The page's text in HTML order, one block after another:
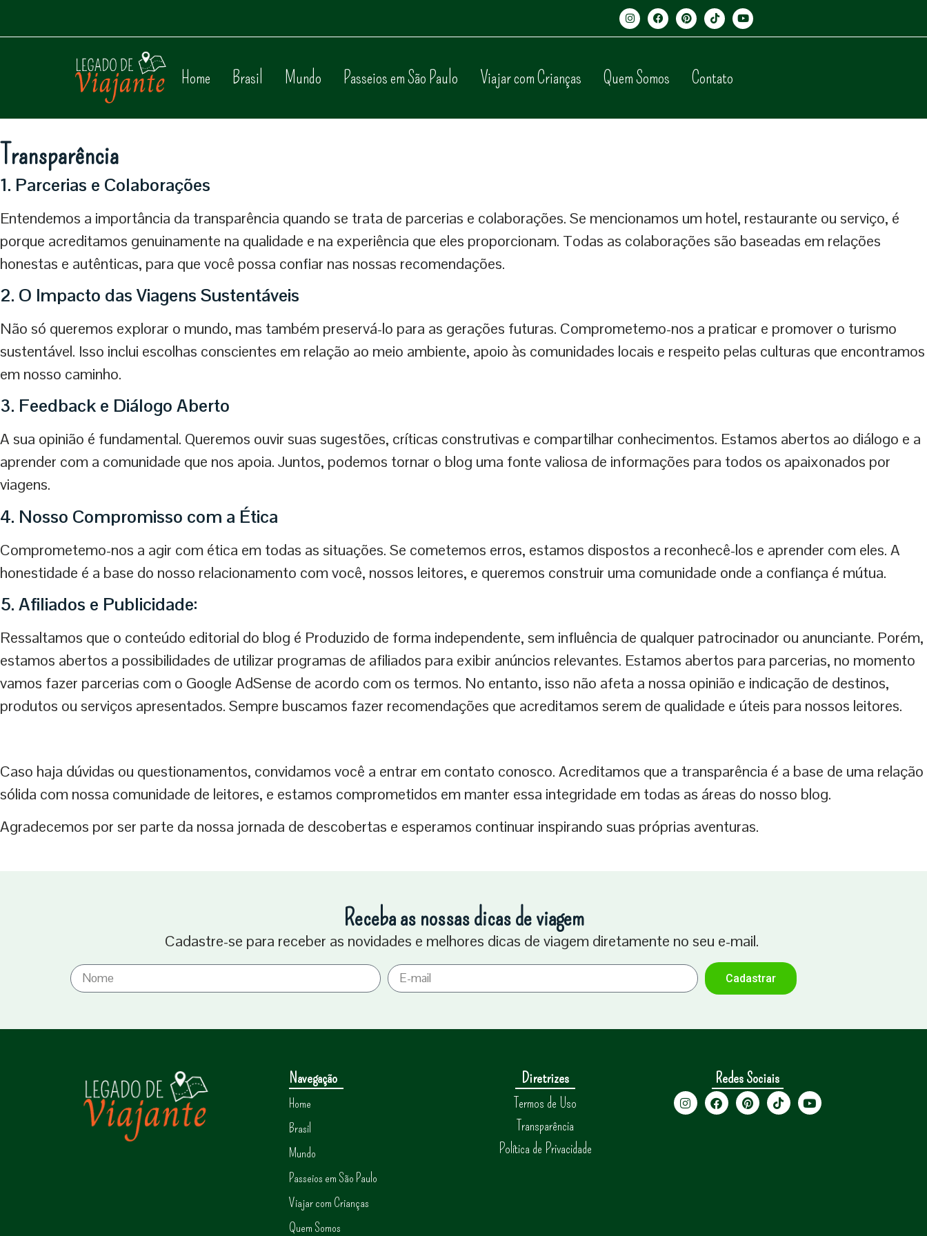
Home Brasil Mundo Passeios em São Paulo Viajar com Crianças Quem Somos Contato
Transparência
1. Parcerias e Colaborações
Entendemos a importância da transparência quando se trata de parcerias e colaborações. Se mencionamos um hotel, restaurante ou serviço, é
porque acreditamos genuinamente na qualidade e na experiência que eles proporcionam. Todas as colaborações são baseadas em relações
honestas e autênticas, para que você possa confiar nas nossas recomendações.
2. O Impacto das Viagens Sustentáveis
Não só queremos explorar o mundo, mas também preservá-lo para as gerações futuras. Comprometemo-nos a praticar e promover o turismo
sustentável. Isso inclui escolhas conscientes em relação ao meio ambiente, apoio às comunidades locais e respeito pelas culturas que encontramos
em nosso caminho.
3. Feedback e Diálogo Aberto
A sua opinião é fundamental. Queremos ouvir suas sugestões, críticas construtivas e compartilhar conhecimentos. Estamos abertos ao diálogo e a
aprender com a comunidade que nos apoia. Juntos, podemos tornar o blog uma fonte valiosa de informações para todos os apaixonados por
viagens.
4. Nosso Compromisso com a Ética
Comprometemo-nos a agir com ética em todas as situações. Se cometemos erros, estamos dispostos a reconhecê-los e aprender com eles. A
honestidade é a base do nosso relacionamento com você, nossos leitores, e queremos construir uma comunidade onde a confiança é mútua.
5. Afiliados e Publicidade:
Ressaltamos que o conteúdo editorial do blog é Produzido de forma independente, sem influência de qualquer patrocinador ou anunciante. Porém,
estamos abertos a possibilidades de utilizar programas de afiliados para exibir anúncios relevantes. Estamos abertos para parcerias, no momento
vamos fazer parcerias com o Google AdSense de acordo com os termos. No entanto, isso não afeta a nossa opinião e indicação de destinos,
produtos ou serviços apresentados. Sempre buscamos fazer recomendações que acreditamos serem de qualidade e úteis para nossos leitores.
Caso haja dúvidas ou questionamentos, convidamos você a entrar em contato conosco. Acreditamos que a transparência é a base de uma relação
sólida com nossa comunidade de leitores, e estamos comprometidos em manter essa integridade em todas as áreas do nosso blog.
Agradecemos por ser parte da nossa jornada de descobertas e esperamos continuar inspirando suas próprias aventuras.
Receba as nossas dicas de viagem
Cadastre-se para receber as novidades e melhores dicas de viagem diretamente no seu e-mail.
Cadastrar
Navegação
Home
Brasil
Mundo
Passeios em São Paulo
Viajar com Crianças
Quem Somos
Diretrizes
Termos de Uso
Transparência
Política de Privacidade
Redes Sociais